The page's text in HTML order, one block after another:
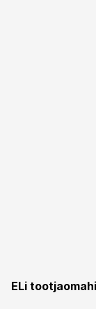
ELi